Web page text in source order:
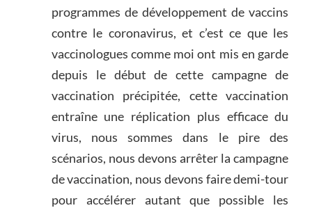
programmes de développement de vaccins
contre le coronavirus, et c’est ce que les
vaccinologues comme moi ont mis en garde
depuis le début de cette campagne de
vaccination précipitée, cette vaccination
entraîne une réplication plus efficace du
virus, nous sommes dans le pire des
scénarios, nous devons arrêter la campagne
de vaccination, nous devons faire demi-tour
pour accélérer autant que possible les